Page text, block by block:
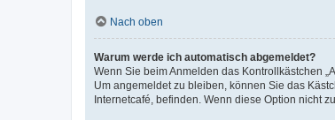
Nach oben
Warum werde ich automatisch abgemeldet?
Wenn Sie beim Anmelden das Kontrollkästchen
Um angemeldet zu bleiben, können Sie das
Internetcafé, befinden. Wenn diese Option nicht